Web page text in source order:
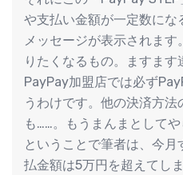
や支払い金額が一定数に
メッセージが表示されま
りたくなるもの。ますます
PayPay加盟店では必ず
うわけです。他の決済方
も……。もうまんまとしてや
ということで筆者は、今
払金額は5万円を超えてし